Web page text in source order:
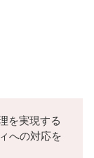
を実現する
への対応を